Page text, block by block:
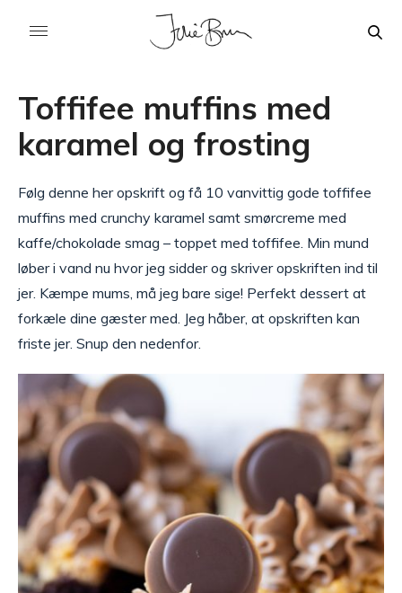
Toffifee muffins med
karamel og frosting
Følg denne her opskrift og få 10 vanvittig gode toffifee
muffins med crunchy karamel samt smørcreme med
kaffe/chokolade smag – toppet med toffifee. Min mund
løber i vand nu hvor jeg sidder og skriver opskriften ind til
jer. Kæmpe mums, må jeg bare sige! Perfekt dessert at
forkæle dine gæster med. Jeg håber, at opskriften kan
friste jer. Snup den nedenfor.